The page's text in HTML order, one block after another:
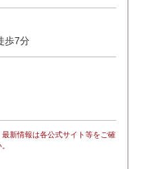
歩7分
新情報は各公式サイト等をご確